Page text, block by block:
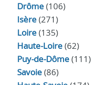
Drôme(106)
Isère(271)
Loire(135)
Haute-Loire(62)
Puy-de-Dôme(111)
Savoie(86)